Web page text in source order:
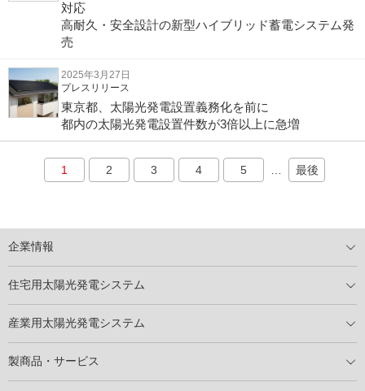
対応
高耐久・安全設計の新型ハイブリッド蓄電システム発
売
2025年3月27日
プレスリリース
東京都、太陽光発電設置義務化を前に
都内の太陽光発電設置件数が3倍以上に急増
1 2 3 4 5 最後
企業情報
住宅用太陽光発電システム
産業用太陽光発電システム
製商品・サービス